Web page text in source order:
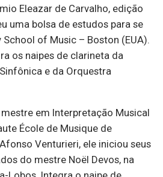
Eleazar de Carvalho, edição
uma bolsa de estudos para se
of Music – Boston (EUA).
os naipes de clarineta da
e da Orquestra
mestre em Interpretação Musical
École de Musique de
Venturieri, ele iniciou seus
do mestre Noël Devos, na